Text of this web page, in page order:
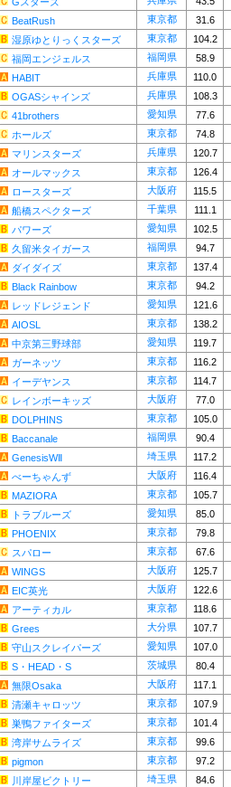
BeatRush 東京都
31.6
湿原ゆとりっくスターズ 東京都
104.2
福岡エンジェルス 福岡県
58.9
HABIT 兵庫県
110.0
OGASシャインズ 兵庫県
108.3
41brothers 愛知県
77.6
ホールズ 東京都
74.8
マリンスターズ 兵庫県
120.7
オールマックス 東京都
126.4
ロースターズ 大阪府
115.5
船橋スペクターズ 千葉県
111.1
パワーズ 愛知県
102.5
久留米タイガース 福岡県
94.7
ダイダイズ 東京都
137.4
Black Rainbow 東京都
94.2
レッドレジェンド 愛知県
121.6
AIOSL 東京都
138.2
中京第三野球部 愛知県
119.7
ガーネッツ 東京都
116.2
イーデヤンス 東京都
114.7
レインボーキッズ 大阪府
77.0
DOLPHINS 東京都
105.0
Baccanale 福岡県
90.4
GenesisWⅡ 埼玉県
117.2
べーちゃんず 大阪府
116.4
MAZIORA 東京都
105.7
トラブルーズ 愛知県
85.0
PHOENIX 東京都
79.8
スパロー 東京都
67.6
WINGS 大阪府
125.7
EIC英光 大阪府
122.6
アーティカル 東京都
118.6
Grees 大分県
107.7
守山スクレイパーズ 愛知県
107.0
S・HEAD・S 茨城県
80.4
無限Osaka 大阪府
117.1
清瀬キャロッツ 東京都
107.9
巣鴨ファイターズ 東京都
101.4
湾岸サムライズ 東京都
99.6
pigmon 東京都
97.2
川岸屋ビクトリー 埼玉県
84.6